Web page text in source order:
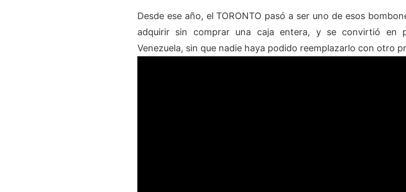
Desde ese año, el TORONTO pasó a ser uno de esos
adquirir sin comprar una caja entera, y se convirtió en
Venezuela, sin que nadie haya podido reemplazarlo con otro